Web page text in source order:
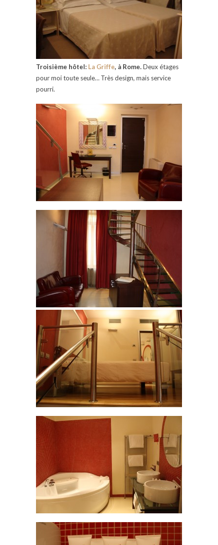
Troisième hôtel: La Griffe, à Rome.Deux étages
pour moi toute seule… Très design, mais service
pourri.